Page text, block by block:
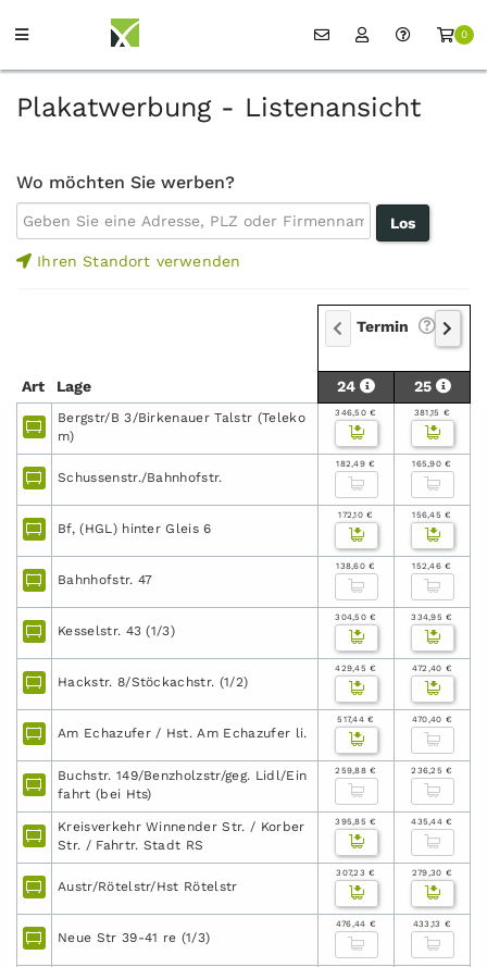
0
Plakatwerbung - Listenansicht
Wo möchten Sie werben?
Ihren Standort verwenden
Art Lage
Termin
24 25
Bergstr/B 3/Birkenauer Talstr (Teleko
m)
346,50 € 381,15 €
Schussenstr./Bahnhofstr.
182,49 € 165,90 €
Bf, (HGL) hinter Gleis 6
172,10 € 156,45 €
Bahnhofstr. 47
138,60 € 152,46 €
Kesselstr. 43 (1/3)
304,50 € 334,95 €
Hackstr. 8/Stöckachstr. (1/2)
429,45 € 472,40 €
Am Echazufer / Hst. Am Echazufer li.
517,44 € 470,40 €
Buchstr. 149/Benzholzstr/geg. Lidl/Ein
fahrt (bei Hts)
259,88 € 236,25 €
Kreisverkehr Winnender Str. / Korber
Str. / Fahrtr. Stadt RS
395,85 € 435,44 €
Austr/Rötelstr/Hst Rötelstr
307,23 € 279,30 €
Neue Str 39-41 re (1/3)
476,44 € 433,13 €